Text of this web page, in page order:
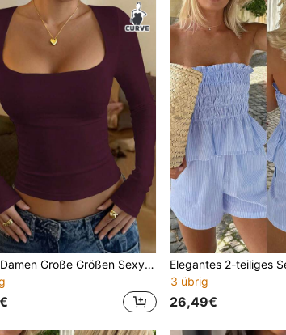
Vaiaye Damen Große Größen Sexy Figurbetontes Langarm Strickoberteil, einfarbige quadratische Ausschnitt Basic Bluse, geeignet für Herbstausflüge, tägliche Freizeitkleidung, Schulanfang
3 übrig
26,49€